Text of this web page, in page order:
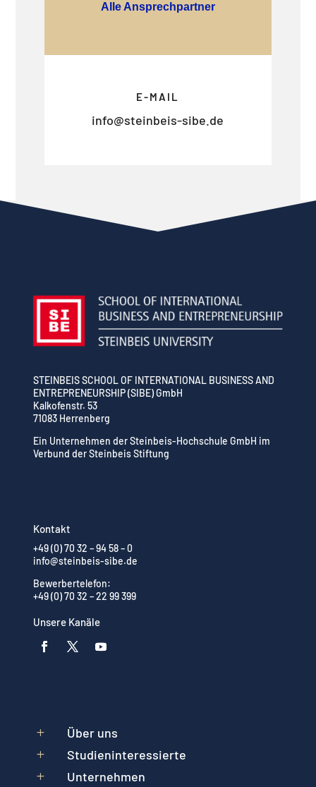
Alle Ansprechpartner
E-MAIL
info@steinbeis-sibe.de
STEINBEIS SCHOOL OF INTERNATIONAL BUSINESS AND
ENTREPRENEURSHIP (SIBE) GmbH
Kalkofenstr. 53
71083 Herrenberg
Ein Unternehmen der Steinbeis-Hochschule GmbH im
Verbund der Steinbeis Stiftung
Kontakt
+49 (0) 70 32 – 94 58 – 0
info@steinbeis-sibe.de
Bewerbertelefon:
+49 (0) 70 32 – 22 99 399
Unsere Kanäle
L Über uns
L Studieninteressierte
L Unternehmen